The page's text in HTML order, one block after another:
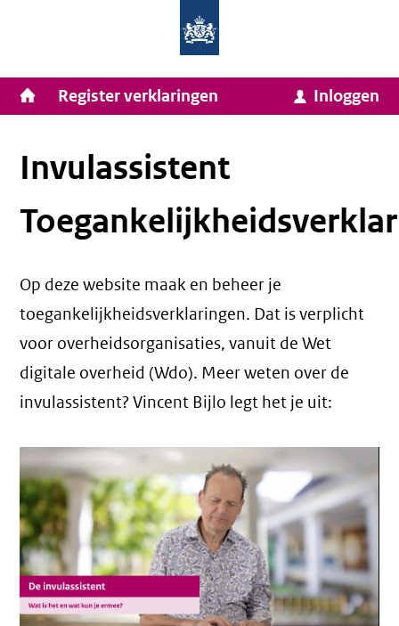
inhoud
van
Zaken
en
Koninkrijksrelaties
Homepage
van
Invulassistent
Toegankelijkheidsverklaring
Toegankelijkheidsverklaring
Hoofdnavigatie
Register verklaringen Inloggen
Invulassistent
Op deze website maak en beheer je
toegankelijkheidsverklaringen. Dat is verplicht
voor overheidsorganisaties, vanuit de Wet
digitale overheid (Wdo). Meer weten over de
invulassistent? Vincent Bijlo legt het je uit: